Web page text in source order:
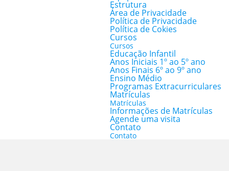
Estrutura
Área de Privacidade
Política de Privacidade
Política de Cokies
Cursos
Cursos
Educação Infantil
Anos Iniciais 1º ao 5º ano
Anos Finais 6º ao 9º ano
Ensino Médio
Programas Extracurriculares
Matrículas
Matrículas
Informações de Matrículas
Agende uma visita
Contato
Contato